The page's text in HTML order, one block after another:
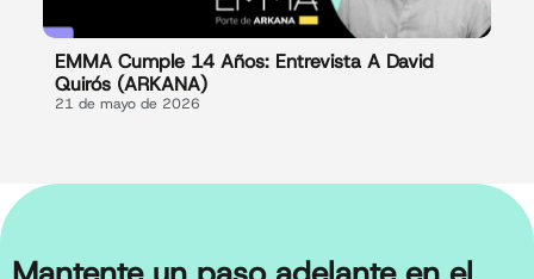
EMMA Cumple 14 Años: Entrevista A David
Quirós (ARKANA)
21 de mayo de 2026